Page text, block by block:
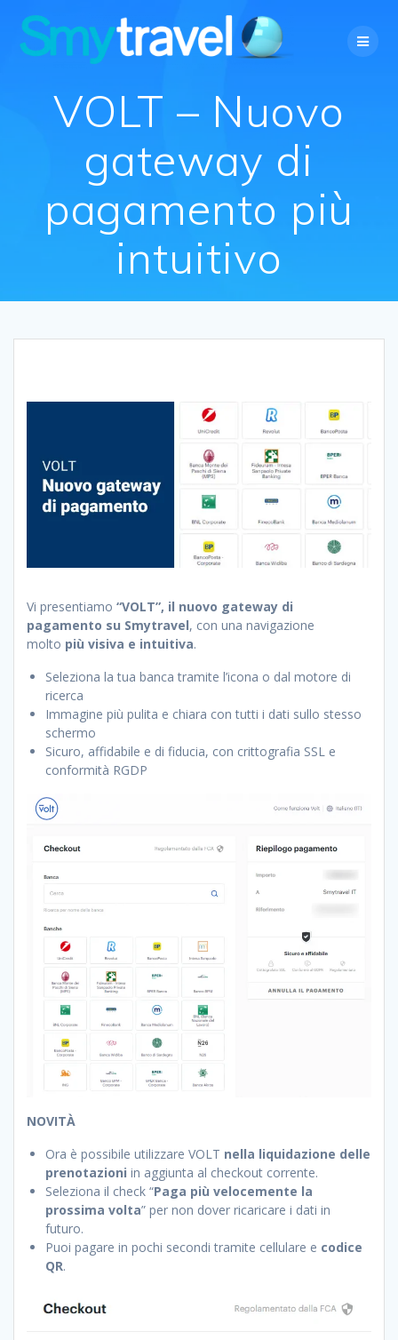
al
contenuto
VOLT – Nuovo
gateway di
pagamento più
intuitivo
Vi presentiamo “VOLT”, il nuovo gateway di
pagamento su Smytravel, con una navigazione
molto più visiva e intuitiva.
Seleziona la tua banca tramite l’icona o dal motore di
ricerca
Immagine più pulita e chiara con tutti i dati sullo stesso
schermo
Sicuro, affidabile e di fiducia, con crittografia SSL e
conformità RGDP
NOVITÀ
Ora è possibile utilizzare VOLT nella liquidazione delle
prenotazioni in aggiunta al checkout corrente.
Seleziona il check “Paga più velocemente la
prossima volta” per non dover ricaricare i dati in
futuro.
Puoi pagare in pochi secondi tramite cellulare e codice
QR.